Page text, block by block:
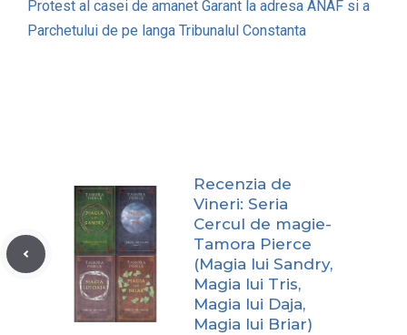
Protest al casei de amanet Garant la adresa ANAF si a
Parchetului de pe langa Tribunalul Constanta
Recenzia de
Vineri: Seria
Cercul de magie-
Tamora Pierce
(Magia lui Sandry,
Magia lui Tris,
Magia lui Daja,
Magia lui Briar)